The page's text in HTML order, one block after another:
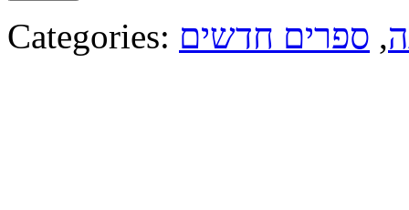
Categories: , ספרים חדשים